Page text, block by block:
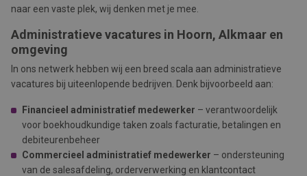
naar een vaste plek, wij denken met je mee.
Administratieve vacatures in Hoorn, Alkmaar en
omgeving
In ons netwerk hebben wij een breed scala aan administratieve
vacatures bij uiteenlopende bedrijven. Denk bijvoorbeeld aan:
Financieel administratief medewerker – verantwoordelijk
voor boekhoudkundige taken zoals facturatie, betalingen en
debiteurenbeheer
Commercieel administratief medewerker – ondersteuning
van de salesafdeling, orderverwerking en klantcontact